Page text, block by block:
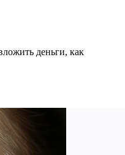
деньги, как